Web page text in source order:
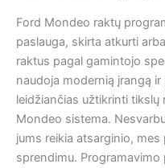
Ford Mondeo raktų
paslauga, skirta atkurti
raktus pagal gamintojo
naudoja modernią įrangą
leidžiančias užtikrinti tikslų
Mondeo sistema.
jums reikia atsarginio,
sprendimu.